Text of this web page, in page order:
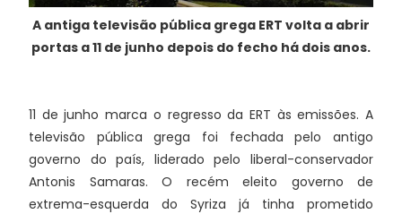
A antiga televisão pública grega ERT volta a abrir
portas a 11 de junho depois do fecho há dois anos.
11 de junho marca o regresso da ERT às emissões. A
televisão pública grega foi fechada pelo antigo
governo do país, liderado pelo liberal-conservador
Antonis Samaras. O recém eleito governo de
extrema-esquerda do Syriza já tinha prometido